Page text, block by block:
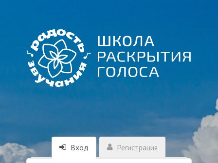
Вход Регистрация